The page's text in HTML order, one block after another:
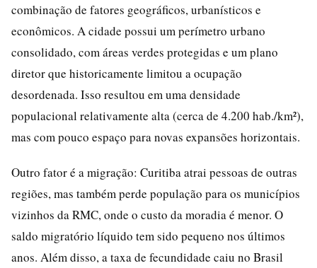
combinação de fatores geográficos, urbanísticos e
econômicos. A cidade possui um perímetro urbano
consolidado, com áreas verdes protegidas e um plano
diretor que historicamente limitou a ocupação
desordenada. Isso resultou em uma densidade
populacional relativamente alta (cerca de 4.200 hab./km²),
mas com pouco espaço para novas expansões horizontais.
Outro fator é a migração: Curitiba atrai pessoas de outras
regiões, mas também perde população para os municípios
vizinhos da RMC, onde o custo da moradia é menor. O
saldo migratório líquido tem sido pequeno nos últimos
anos. Além disso, a taxa de fecundidade caiu no Brasil